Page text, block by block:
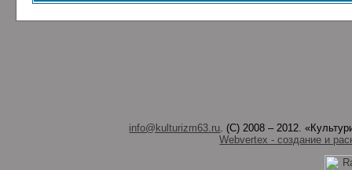
info@kulturizm63.ru. (C) 2008 – 2012.
Webvertex - создание и